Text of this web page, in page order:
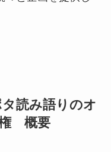
読み語りのオ
権 概要